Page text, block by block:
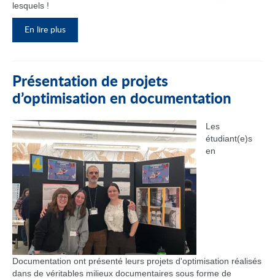
lesquels !
En lire plus
Présentation de projets
d’optimisation en documentation
Les
étudiant(e)s
en
Documentation ont présenté leurs projets d'optimisation réalisés
dans de véritables milieux documentaires sous forme de